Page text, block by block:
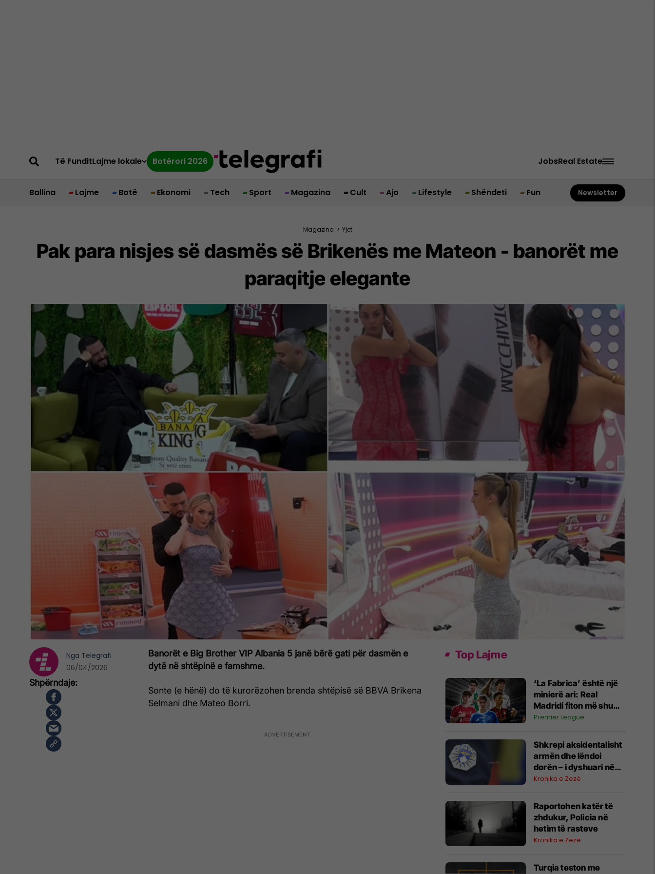
Të FunditLajme lokale Botërori 2026 JobsReal Estate
Ballina Lajme Botë Ekonomi Tech Sport Magazina Cult Ajo Lifestyle Shëndeti Fun Newsletter
Magazina > Yjet
Pak para nisjes së dasmës së Brikenës me Mateon - banorët me
paraqitje elegante
Banorët e Big Brother VIP Albania 5 janë bërë gati për dasmën e
dytë në shtëpinë e famshme.
Sonte (e hënë) do të kurorëzohen brenda shtëpisë së BBVA Brikena
Selmani dhe Mateo Borri.
Nga Telegrafi
06/04/2026
Top Lajme
‘La Fabrica’ është një
minierë ari: Real
Madridi fiton më shumë
të ardhura sesa
transferimet e reja
Premier League
Shkrepi aksidentalisht
armën dhe lëndoi
dorën – i dyshuari në
Vitimerr tretman
Kronika e Zezë
Raportohen katër të
zhdukur, Policia në
hetim të rasteve
Kronika e Zezë
Turqia teston me